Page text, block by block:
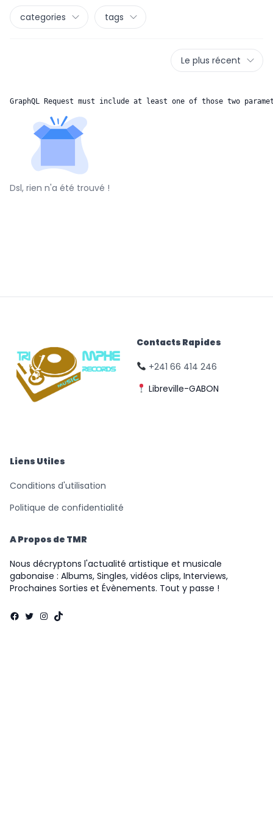
categories tags
Le plus récent
GraphQL Request must include at least one of those two
Dsl, rien n'a été trouvé !
Contacts Rapides
+241 66 414 246
Libreville-GABON
Liens Utiles
Conditions d'utilisation
Politique de confidentialité
A Propos de TMR
Nous décryptons l'actualité artistique et musicale
gabonaise : Albums, Singles, vidéos clips, Interviews,
Prochaines Sorties et Évènements. Tout y passe !
Facebook
Twitter
Instagram
TikTok